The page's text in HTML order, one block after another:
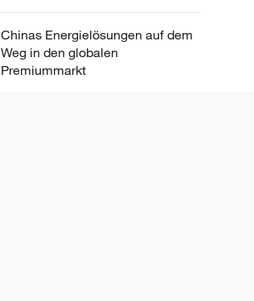
Chinas Energielösungen auf dem
Weg in den globalen
Premiummarkt